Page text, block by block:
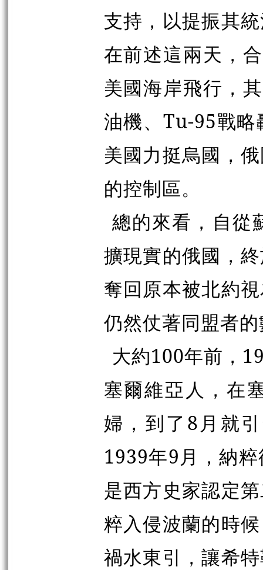
支持，以提振其
在前述這兩天，
美國海岸飛行，
油機、Tu-95戰
美國力挺烏國，
的控制區。
總的來看，自從
擴現實的俄國，
奪回原本被北約
仍然仗著同盟者
大約100年前，
塞爾維亞人，在
婦，到了8月就
1939年9月，納
是西方史家認定
粹入侵波蘭的時
禍水東引，讓希